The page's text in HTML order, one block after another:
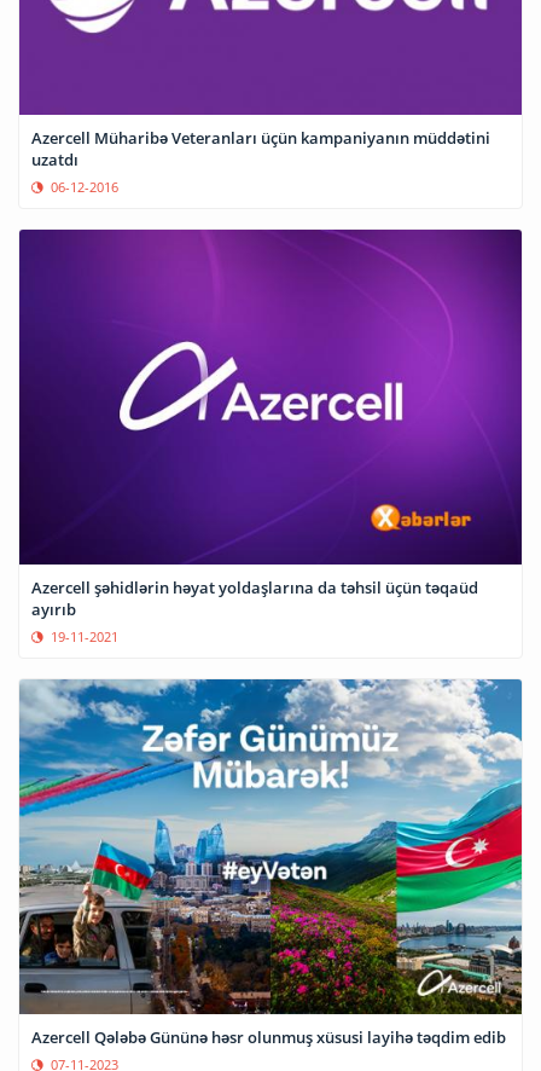
Azercell Müharibə Veteranları üçün kampaniyanın müddətini
uzatdı
06-12-2016
Azercell şəhidlərin həyat yoldaşlarına da təhsil üçün təqaüd
ayırıb
19-11-2021
Azercell Qələbə Gününə həsr olunmuş xüsusi layihə təqdim edib
07-11-2023